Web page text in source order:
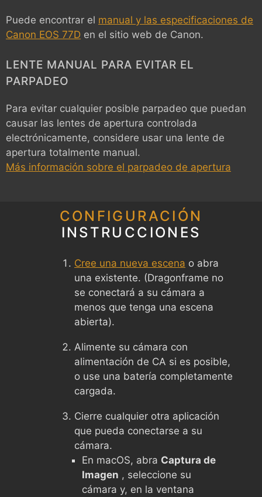
Puede encontrar el manual y las especificaciones de
Canon EOS 77D en el sitio web de Canon.
LENTE MANUAL PARA EVITAR EL
PARPADEO
Para evitar cualquier posible parpadeo que puedan
causar las lentes de apertura controlada
electrónicamente, considere usar una lente de
apertura totalmente manual.
Más información sobre el parpadeo de apertura
CONFIGURACIÓN
INSTRUCCIONES
Cree una nueva escena o abra
una existente. (Dragonframe no
se conectará a su cámara a
menos que tenga una escena
abierta).
Alimente su cámara con
alimentación de CA si es posible,
o use una batería completamente
cargada.
Cierre cualquier otra aplicación
que pueda conectarse a su
cámara.
En macOS, abra Captura de
Imagen , seleccione su
cámara y, en la ventana